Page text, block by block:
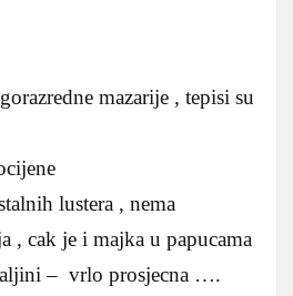
mazarije , tepisi su
lustera , nema
, cak je i majka u papucama
– vrlo prosjecna ….